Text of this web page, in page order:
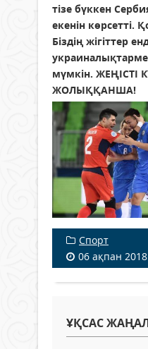
тізе бүккен
екенін көрсетті.
Біздің жігіттер
мүмкін. ЖЕҢІСТІ
ЖОЛЫҚҚАНША!
Спорт
06 ақпан
ҰҚСАС